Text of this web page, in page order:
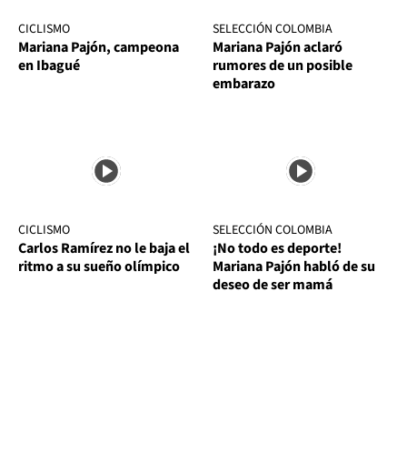
CICLISMO
Mariana Pajón, campeona
en Ibagué
SELECCIÓN COLOMBIA
Mariana Pajón aclaró
rumores de un posible
embarazo
CICLISMO
Carlos Ramírez no le baja el
ritmo a su sueño olímpico
SELECCIÓN COLOMBIA
¡No todo es deporte!
Mariana Pajón habló de su
deseo de ser mamá